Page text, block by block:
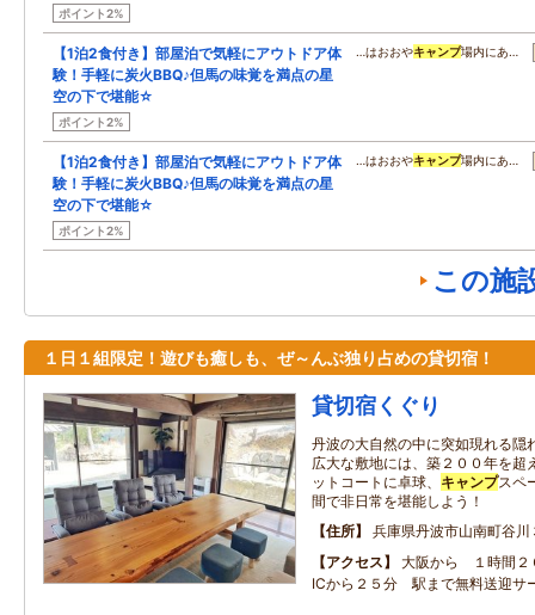
ポイント2%
【1泊2食付き】部屋泊で気軽にアウトドア体
験！手軽に炭火BBQ♪但馬の味覚を満点の星
空の下で堪能☆
ポイント2%
…はおおやキャンプ場内にあ…
【1泊2食付き】部屋泊で気軽にアウトドア体
験！手軽に炭火BBQ♪但馬の味覚を満点の星
空の下で堪能☆
ポイント2%
…はおおやキャンプ場内にあ…
この施
１日１組限定！遊びも癒しも、ぜ～んぶ独り占めの貸切宿！
貸切宿くぐり
丹波の大自然の中に突如現れる隠
広大な敷地には、築２００年を超
ットコートに卓球、 キャンプスペ
間で非日常を堪能しよう！
住所
兵庫県丹波市山南町谷川
アクセス
大阪から １時間
ICから２５分 駅まで無料送迎サ